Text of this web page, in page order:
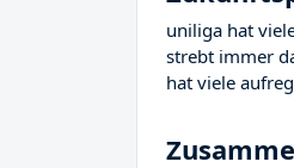
uniliga hat
strebt immer
hat viele